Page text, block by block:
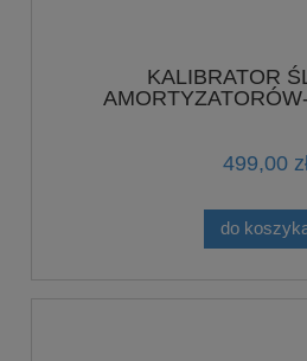
KALIBRATOR
499,00
do